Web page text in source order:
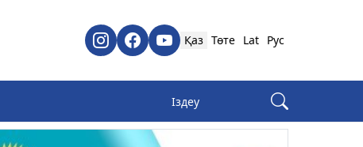
Қаз Төте Lat Рус